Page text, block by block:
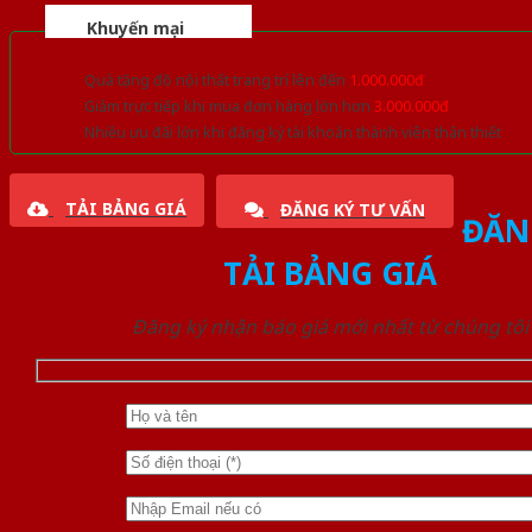
Khuyến mại
Quà tặng đồ nội thất trang trí lên đến 1.000.000đ
Giảm trực tiếp khi mua đơn hàng lớn hơn 3.000.000đ
Nhiều ưu đãi lớn khi đăng ký tài khoản thành viên thân thiết
TẢI BẢNG GIÁ ĐĂNG KÝ TƯ VẤN
TẢI BẢNG GIÁ
Đăng ký nhận báo giá mới nhất từ chúng tôi